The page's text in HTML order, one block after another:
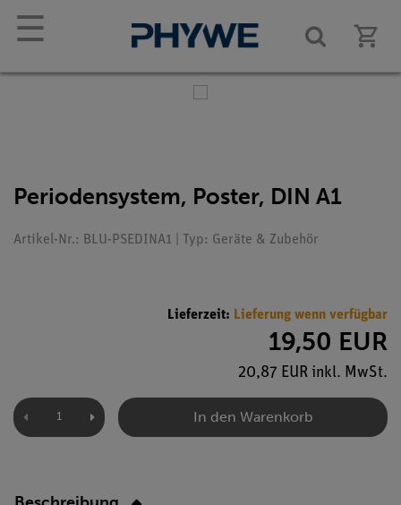
☰
Periodensystem, Poster, DIN A1
Artikel-Nr.: BLU-PSEDINA1 | Typ: Geräte & Zubehör
Lieferzeit: Lieferung wenn verfügbar
19,50 EUR
20,87 EUR inkl. MwSt.
In den Warenkorb